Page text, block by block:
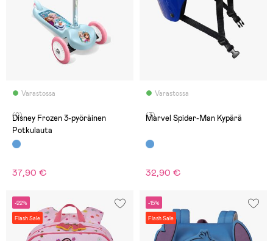
Varastossa
(0)
Disney Frozen 3-pyöräinen
Potkulauta
37,90 €
Varastossa
(3)
Marvel Spider-Man Kypärä
32,90 €
-22%
Flash Sale
-15%
Flash Sale